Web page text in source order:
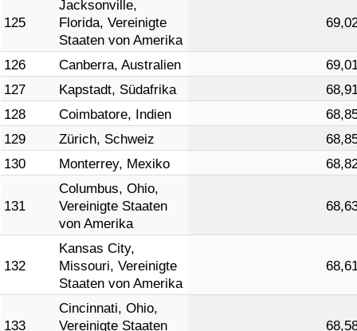
125
Jacksonville,
Florida, Vereinigte
Staaten von Amerika
126 Canberra, Australien
127
Kapstadt, Südafrika
128
Coimbatore, Indien
129
Zürich, Schweiz
130
Monterrey, Mexiko
131
Columbus, Ohio,
Vereinigte Staaten
von Amerika
132
Kansas City,
Missouri, Vereinigte
Staaten von Amerika
133
Cincinnati, Ohio,
Vereinigte Staaten